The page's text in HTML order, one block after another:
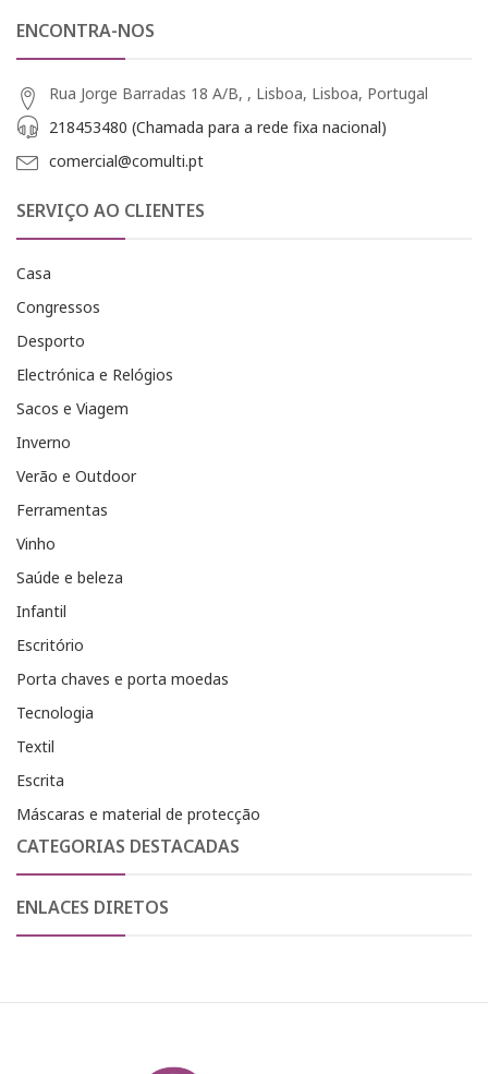
ENCONTRA-NOS
Rua Jorge Barradas 18 A/B, , Lisboa, Lisboa, Portugal
218453480 (Chamada para a rede fixa nacional)
comercial@comulti.pt
SERVIÇO AO CLIENTES
Casa
Congressos
Desporto
Electrónica e Relógios
Sacos e Viagem
Inverno
Verão e Outdoor
Ferramentas
Vinho
Saúde e beleza
Infantil
Escritório
Porta chaves e porta moedas
Tecnologia
Textil
Escrita
Máscaras e material de protecção
CATEGORIAS DESTACADAS
ENLACES DIRETOS